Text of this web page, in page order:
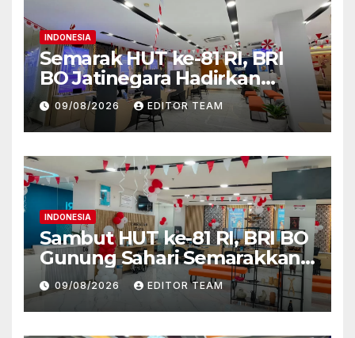
INDONESIA
Semarak HUT ke-81 RI, BRI
BO Jatinegara Hadirkan
Nuansa Merah Putih di
Lingkungan Kantor
09/08/2026 EDITOR TEAM
INDONESIA
Sambut HUT ke-81 RI, BRI BO
Gunung Sahari Semarakkan
Kantor dengan Nuansa
Merah Putih
09/08/2026 EDITOR TEAM